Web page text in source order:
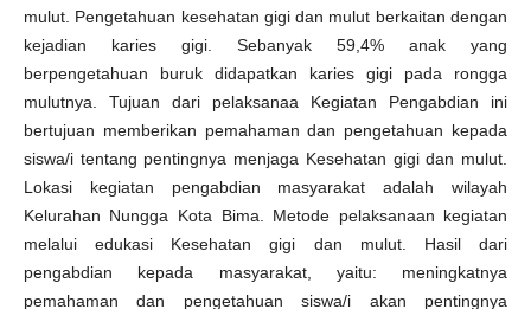
mulut. Pengetahuan kesehatan gigi dan mulut berkaitan dengan
kejadian karies gigi. Sebanyak 59,4% anak yang
berpengetahuan buruk didapatkan karies gigi pada rongga
mulutnya. Tujuan dari pelaksanaa Kegiatan Pengabdian ini
bertujuan memberikan pemahaman dan pengetahuan kepada
siswa/i tentang pentingnya menjaga Kesehatan gigi dan mulut.
Lokasi kegiatan pengabdian masyarakat adalah wilayah
Kelurahan Nungga Kota Bima. Metode pelaksanaan kegiatan
melalui edukasi Kesehatan gigi dan mulut. Hasil dari
pengabdian kepada masyarakat, yaitu: meningkatnya
pemahaman dan pengetahuan siswa/i akan pentingnya